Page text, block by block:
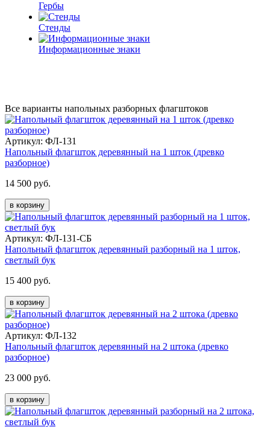
Гербы
Стенды
Информационные знаки
Все варианты напольных разборных флагштоков
Артикул: ФЛ-131
Напольный флагшток деревянный на 1 шток (древко
разборное)
14 500 руб.
в корзину
Артикул: ФЛ-131-СБ
Напольный флагшток деревянный разборный на 1 шток,
светлый бук
15 400 руб.
в корзину
Артикул: ФЛ-132
Напольный флагшток деревянный на 2 штока (древко
разборное)
23 000 руб.
в корзину